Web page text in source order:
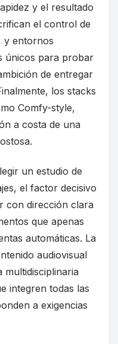
y el resultado
el control de
y entornos
únicos para probar
de entregar
los stacks
Comfy-style,
a costa de una
un estudio de
el factor decisivo
con dirección clara
que apenas
automáticas. La
audiovisual
multidisciplinaria
integren todas las
a exigencias